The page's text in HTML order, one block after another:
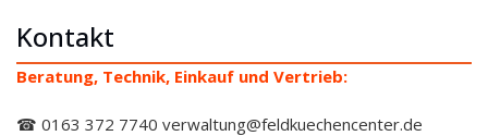
Kontakt
Beratung, Technik, Einkauf und Vertrieb:
☎ 0163 372 7740 verwaltung@feldkuechencenter.de